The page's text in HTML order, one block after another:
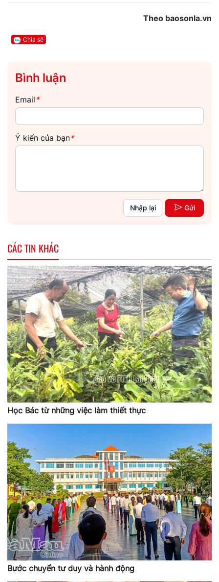
Theo baosonla.vn
Chia sẻ
Bình luận
Email *
Ý kiến của bạn*
Nhập lại Gửi
CÁC TIN KHÁC
Học Bác từ những việc làm thiết thực
Bước chuyển tư duy và hành động